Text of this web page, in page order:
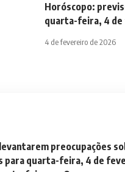
Horóscopo:
quarta-feira, 4
4 de fevereiro de 2026
preocupações
para quarta-feira, 4 de